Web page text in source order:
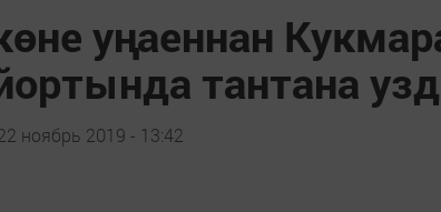
уңаеннан
тантана
ноябрь 2019 - 13:42